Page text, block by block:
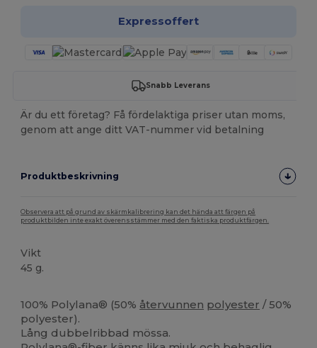
Expressoffert
Snabb Leverans
Är du ett företag? Få fördelaktiga priser utan moms,
genom att ange ditt VAT-nummer vid betalning
Produktbeskrivning
Observera att på grund av skärmkalibrering kan det hända att färgen på
produktbilden inte exakt överensstämmer med den faktiska produktfärgen.
Vikt
45 g.
100% Polylana® (50% återvunnen polyester / 50%
polyester).
Lång dubbelribbad mössa.